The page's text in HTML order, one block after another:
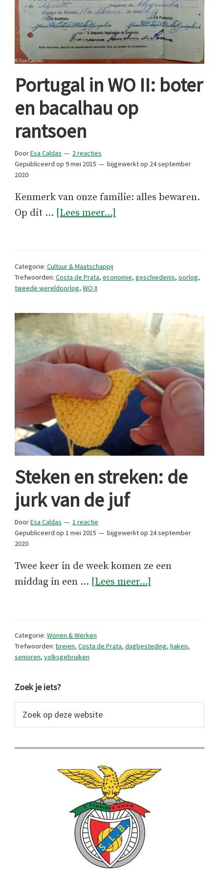
Portugal in WO II: boter
en bacalhau op
rantsoen
DoorEsa Caldas
2 reacties
Gepubliceerd op 9 mei 2015 bijgewerkt op 24 september
2020
Kenmerk van onze familie: alles bewaren.
Op dit … [Lees meer...]
boter
op
rantsoen
Categorie: Cultuur & Maatschappij
Trefwoorden: Costa de Prata, economie, geschiedenis, oorlog,
tweede wereldoorlog, WO II
Steken en streken: de
jurk van de juf
DoorEsa Caldas
1 reactie
Gepubliceerd op 1 mei 2015 bijgewerkt op 24 september
2020
Twee keer in de week komen ze een
middag in een … [Lees meer...]
jurk
Categorie: Wonen & Werken
Trefwoorden: breien, Costa de Prata, dagbesteding, haken,
senioren, volksgebruiken
Primaire
Sidebar
Zoek je iets?
op
website